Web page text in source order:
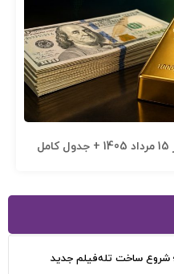
ساخت تله‌فیلم جدید